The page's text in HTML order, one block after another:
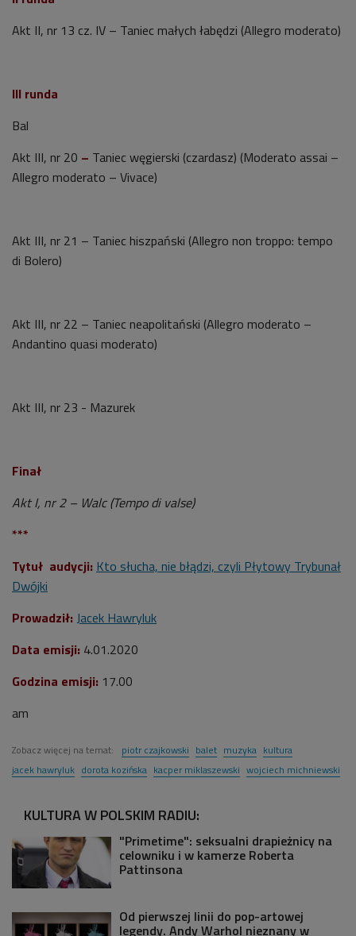
Akt II, nr 13 cz. IV – Taniec małych łabędzi (Allegro moderato)
III runda
Bal
Akt III, nr 20 – Taniec węgierski (czardasz) (Moderato assai –
Allegro moderato – Vivace)
Akt III, nr 21 – Taniec hiszpański (Allegro non troppo: tempo
di Bolero)
Akt III, nr 22 – Taniec neapolitański (Allegro moderato –
Andantino quasi moderato)
Akt III, nr 23 - Mazurek
Finał
Akt I, nr 2 – Walc (Tempo di valse)
***
Tytuł audycji: Kto słucha, nie błądzi, czyli Płytowy Trybunał
Dwójki
Prowadził: Jacek Hawryluk
Data emisji: 4.01.2020
Godzina emisji: 17.00
am
Zobacz więcej na temat: piotr czajkowski balet muzyka kultura
jacek hawryluk dorota kozińska kacper miklaszewski wojciech michniewski
KULTURA W POLSKIM RADIU:
"Primetime": seksualni drapieżnicy na
celowniku i w kamerze Roberta
Pattinsona
Od pierwszej linii do pop-artowej
legendy. Andy Warhol nieznany w